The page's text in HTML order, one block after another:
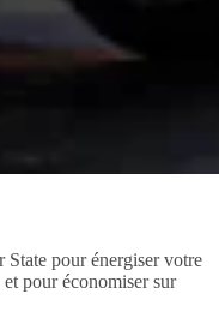
State pour énergiser votre
pour économiser sur